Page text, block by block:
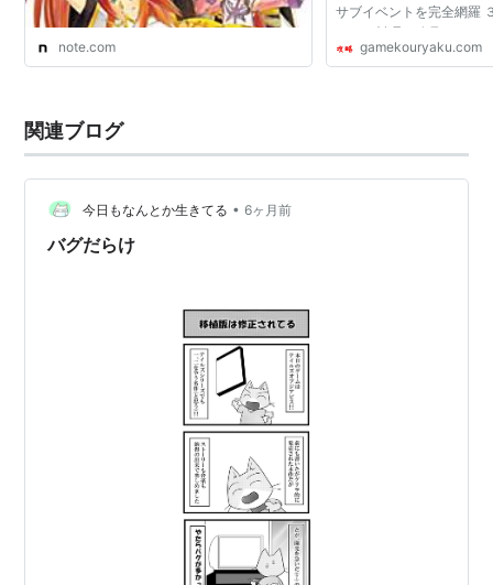
イオン：小林由美子
ピオニー九世：山崎たくみ
妖獣のアリエッタ：雪野五月
死神ディスト：矢尾一樹
烈風のシンク：小林由美子
黒獅子ラルゴ：玄田哲章
オープニングテーマ「カルマ」
歌：BUMP OF CHICKEN
エンディングテーマ「冒険彗星」
：リスト::アニメ作品//タイトル/た行 リスト::
アニメ作品//2008年 リスト::アニメ作品//2クール
note.com
サブイベントを完全網羅
ミー、料理、称号etc、
４）アビスの世界観、用
gamekouryaku.com
関連ブログ
今日もなんとか生きてる • 6ヶ月前
バグだらけ